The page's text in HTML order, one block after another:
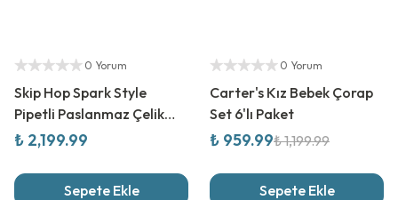
0 Yorum
Skip Hop Spark Style
Pipetli Paslanmaz Çelik
Suluk Gökkuşağı
₺ 2,199.99
Sepete Ekle
Yetkili Satıcı
0 Yorum
Carter's Kız Bebek Çorap
Set 6'lı Paket
₺ 959.99₺ 1,199.99
Sepete Ekle